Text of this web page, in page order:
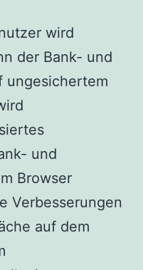
wird
der Bank- und
ungesichertem
und
Browser
Verbesserungen
auf dem